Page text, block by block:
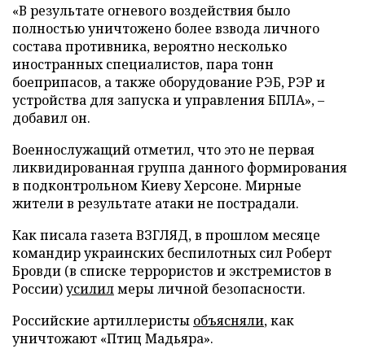
«В результате огневого воздействия было
полностью уничтожено более взвода личного
состава противника, вероятно несколько
иностранных специалистов, пара тонн
боеприпасов, а также оборудование РЭБ, РЭР и
устройства для запуска и управления БПЛА», –
добавил он.
Военнослужащий отметил, что это не первая
ликвидированная группа данного формирования
в подконтрольном Киеву Херсоне. Мирные
жители в результате атаки не пострадали.
Как писала газета ВЗГЛЯД, в прошлом месяце
командир украинских беспилотных сил Роберт
Бровди (в списке террористов и экстремистов в
России)усилилмеры личной безопасности.
Российские артиллеристы объясняли, как
уничтожают «Птиц Мадьяра».